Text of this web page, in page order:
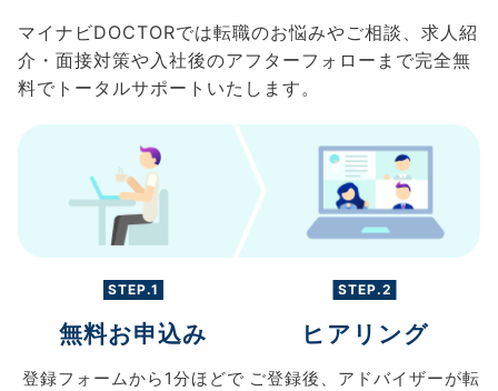
マイナビDOCTORでは転職のお悩みやご相談、求人紹
介・面接対策や入社後のアフターフォローまで完全無
料でトータルサポートいたします。
STEP.1
無料お申込み
登録フォームから 1分ほどで
STEP.2
ヒアリング
ご登録後、 アドバイザーが転